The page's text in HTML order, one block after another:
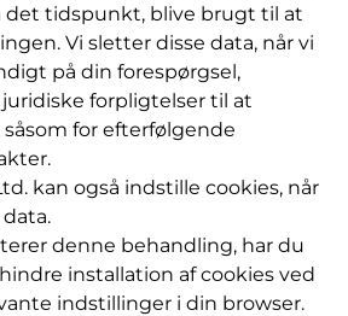
det tidspunkt, blive brugt til at
Vi sletter disse data, når vi
på din forespørgsel,
forpligtelser til at
for efterfølgende
kan også indstille cookies, når
denne behandling, har du
installation af cookies ved
indstillinger i din browser.